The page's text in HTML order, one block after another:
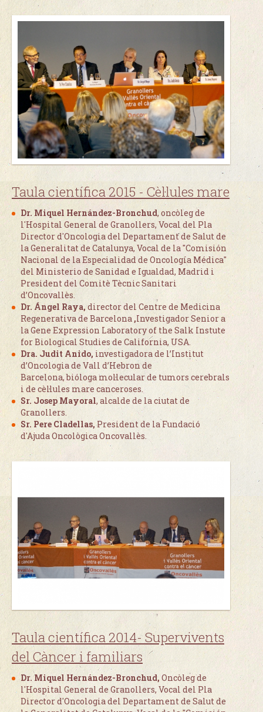
Taula científica 2015 - Cèl·lules mare
Dr. Miquel Hernández-Bronchud, oncòleg de
l'Hospital General de Granollers, Vocal del Pla
Director d'Oncologia del Departament de Salut de
la Generalitat de Catalunya, Vocal de la "Comisión
Nacional de la Especialidad de Oncología Médica"
del Ministerio de Sanidad e Igualdad, Madrid i
President del Comitè Tècnic Sanitari
d’Oncovallès.
Dr. Ángel Raya,director del Centre de Medicina
Regenerativa de Barcelona ,Investigador Senior a
la Gene Expression Laboratory of the Salk Instute
for Biological Studies de California, USA.
Dra. Judit Anido, investigadora de l’Institut
d’Oncologia de Vall d’Hebron de
Barcelona, bióloga mol·lecular de tumors cerebrals
i de cèl·lules mare canceroses.
Sr. Josep Mayoral, alcalde de la ciutat de
Granollers.
Sr. Pere Cladellas,President de la Fundació
d'Ajuda Oncològica Oncovallès.
Taula científica 2014- Supervivents
del Càncer i familiars
Dr. Miquel Hernández-Bronchud, Oncòleg de
l'Hospital General de Granollers, Vocal del Pla
Director d'Oncologia del Departament de Salut de